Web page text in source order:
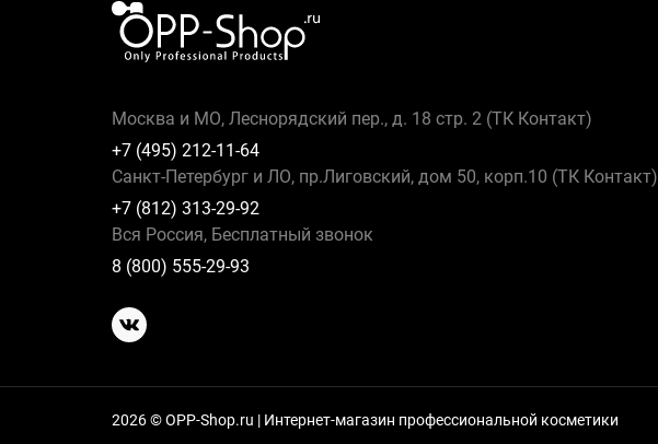
Москва и МО, Леснорядский пер., д. 18 стр. 2 (ТК Контакт)
+7 (495) 212-11-64
Санкт-Петербург и ЛО, пр.Лиговский, дом 50, корп.10 (ТК Контакт)
+7 (812) 313-29-92
Вся Россия, Бесплатный звонок
8 (800) 555-29-93
2026 © OPP-Shop.ru | Интернет-магазин профессиональной косметики